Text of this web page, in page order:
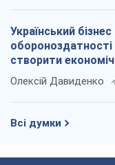
Український
створити
компаній
Олексій Давиденко
Всі думки